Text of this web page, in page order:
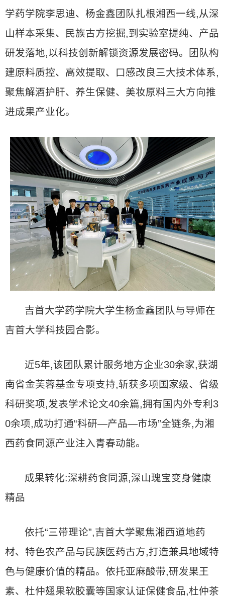
学药学院李思迪、杨金鑫团队扎根湘西一线,从深
山样本采集、民族古方挖掘,到实验室提纯、产品
研发落地,以科技创新解锁资源发展密码。团队构
建原料质控、高效提取、口感改良三大技术体系,
聚焦解酒护肝、养生保健、美妆原料三大方向推
进成果产业化。
吉首大学药学院大学生杨金鑫团队与导师在
吉首大学科技园合影。
近5年,该团队累计服务地方企业30余家,获湖
南省金芙蓉基金专项支持,斩获多项国家级、省级
科研奖项,发表学术论文40余篇,拥有国内外专利3
0余项,成功打通“科研—产品—市场”全链条,为湘
西药食同源产业注入青春动能。
成果转化:深耕药食同源,深山瑰宝变身健康
精品
依托“三带理论”,吉首大学聚焦湘西道地药
材、特色农产品与民族医药古方,打造兼具地域特
色与健康价值的精品。依托亚麻酸带,研发果王
素、杜仲翅果软胶囊等国家认证保健食品,杜仲茶